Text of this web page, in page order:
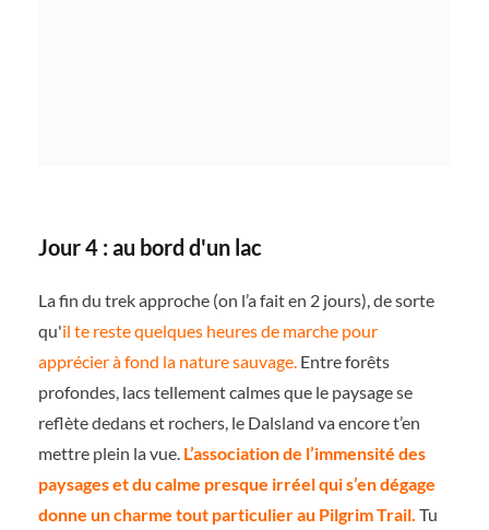
Jour 4 : au bord d'un lac
La fin du trek approche (on l’a fait en 2 jours), de sorte
qu'il te reste quelques heures de marche pour
apprécier à fond la nature sauvage. Entre forêts
profondes, lacs tellement calmes que le paysage se
reflète dedans et rochers, le Dalsland va encore t’en
mettre plein la vue. L’association de l’immensité des
paysages et du calme presque irréel qui s’en dégage
donne un charme tout particulier au Pilgrim Trail. Tu